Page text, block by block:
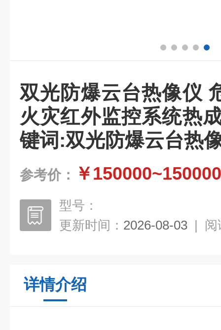
双光防爆云台热像仪
火灾红外监控系统热
键词:双光防爆云台热
参考价： ￥150000~150000
型号：
更新时间： 2026-08-03 | 阅
详情介绍